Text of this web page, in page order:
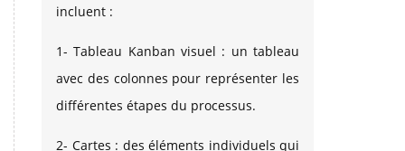
incluent :
1- Tableau Kanban visuel : un tableau
avec des colonnes pour représenter les
différentes étapes du processus.
2- Cartes : des éléments individuels qui